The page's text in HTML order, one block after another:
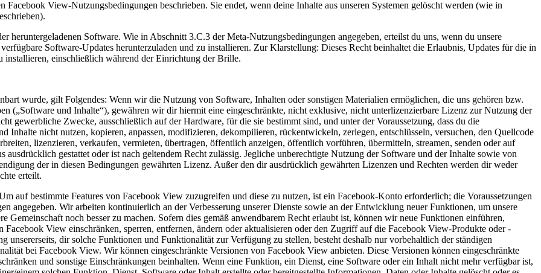
View-Nutzungsbedingungen beschrieben. Sie endet, wenn deine Inhalte aus unseren Systemen gelöscht werden (wie in
heruntergeladenen Software. Wie in Abschnitt 3.C.3 der Meta-Nutzungsbedingungen angegeben, erteilst du uns, wenn du unsere
Software-Updates herunterzuladen und zu installieren. Zur Klarstellung: Dieses Recht beinhaltet die Erlaubnis, Updates für die in
installieren, einschließlich während der Einrichtung der Brille.
wurde, gilt Folgendes: Wenn wir die Nutzung von Software, Inhalten oder sonstigen Materialien ermöglichen, die uns gehören bzw.
(„Software und Inhalte“), gewähren wir dir hiermit eine eingeschränkte, nicht exklusive, nicht unterlizenzierbare Lizenz zur Nutzung der
gewerbliche Zwecke, ausschließlich auf der Hardware, für die sie bestimmt sind, und unter der Voraussetzung, dass du die
Inhalte nicht nutzen, kopieren, anpassen, modifizieren, dekompilieren, rückentwickeln, zerlegen, entschlüsseln, versuchen, den Quellcode
lizenzieren, verkaufen, vermieten, übertragen, öffentlich anzeigen, öffentlich vorführen, übermitteln, streamen, senden oder auf
ausdrücklich gestattet oder ist nach geltendem Recht zulässig. Jegliche unberechtigte Nutzung der Software und der Inhalte sowie von
der in diesen Bedingungen gewährten Lizenz. Außer den dir ausdrücklich gewährten Lizenzen und Rechten werden dir weder
erteilt.
auf bestimmte Features von Facebook View zuzugreifen und diese zu nutzen, ist ein Facebook-Konto erforderlich; die Voraussetzungen
angegeben. Wir arbeiten kontinuierlich an der Verbesserung unserer Dienste sowie an der Entwicklung neuer Funktionen, um unsere
Gemeinschaft noch besser zu machen. Sofern dies gemäß anwendbarem Recht erlaubt ist, können wir neue Funktionen einführen,
Facebook View einschränken, sperren, entfernen, ändern oder aktualisieren oder den Zugriff auf die Facebook View-Produkte oder -
unsererseits, dir solche Funktionen und Funktionalität zur Verfügung zu stellen, besteht deshalb nur vorbehaltlich der ständigen
bei Facebook View. Wir können eingeschränkte Versionen von Facebook View anbieten. Diese Versionen können eingeschränkte
und sonstige Einschränkungen beinhalten. Wenn eine Funktion, ein Dienst, eine Software oder ein Inhalt nicht mehr verfügbar ist,